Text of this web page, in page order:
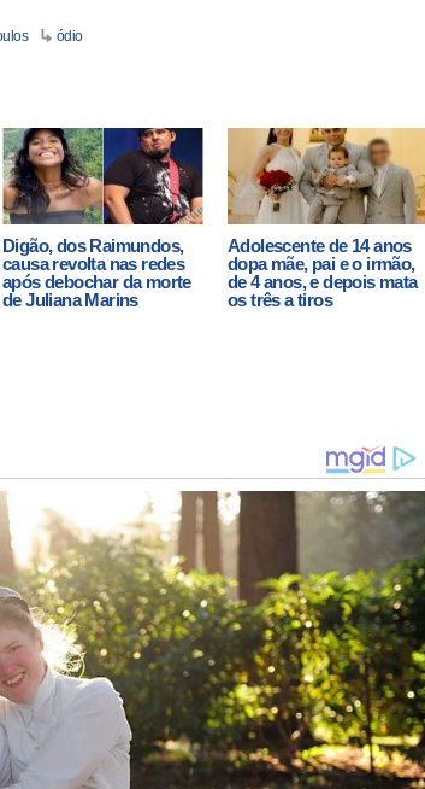
ódio
Digão, dos Raimundos,
causa revolta nas redes
após debochar da morte
de Juliana Marins
Adolescente de 14 anos
dopa mãe, pai e o irmão,
de 4 anos, e depois mata
os três a tiros